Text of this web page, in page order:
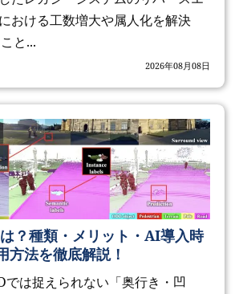
おける工数増大や属人化を解決
と...
2026年08月08日
？種類・メリット・AI導入時
方法を徹底解説！
では捉えられない「奥行き・凹